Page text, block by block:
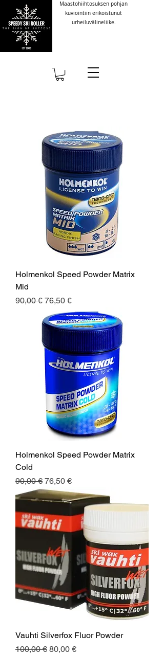
Maastohiihtosuksen pohjan
kuviointiin erikoistunut
urheiluvälineliike.
Holmenkol Speed Powder Matrix
Mid
Normaali hinta
90,00 € Alehinta
76,50 €
Holmenkol Speed Powder Matrix
Cold
Normaali hinta
90,00 € Alehinta
76,50 €
Vauhti Silverfox Fluor Powder
Normaali hinta
100,00 € Alehinta
80,00 €